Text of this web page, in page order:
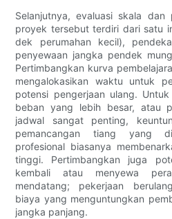
Selanjutnya, evaluasi skala
proyek tersebut terdiri dari satu
dek perumahan kecil),
penyewaan jangka pendek
Pertimbangkan kurva
mengalokasikan waktu untuk
potensi pengerjaan ulang.
beban yang lebih besar, atau
jadwal sangat penting,
pemancangan tiang yang
profesional biasanya
tinggi. Pertimbangkan juga
kembali atau menyewa
mendatang; pekerjaan
biaya yang menguntungkan
jangka panjang.